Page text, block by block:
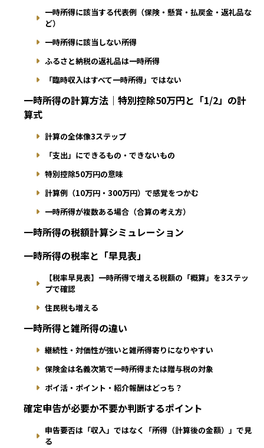
一時所得に該当する代表例（保険・懸賞・払戻金・返礼品な
ど）
一時所得に該当しない所得
ふるさと納税の返礼品は一時所得
「臨時収入はすべて一時所得」ではない
一時所得の計算方法｜特別控除50万円と「1/2」の計
算式
計算の全体像3ステップ
「支出」にできるもの・できないもの
特別控除50万円の意味
計算例（10万円・300万円）で感覚をつかむ
一時所得が複数ある場合（合算の考え方）
一時所得の税額計算シミュレーション
一時所得の税率と「早見表」
【税率早見表】一時所得で増える税額の「概算」を3ステッ
プで確認
住民税も増える
一時所得と雑所得の違い
継続性・対価性が強いと雑所得寄りになりやすい
保険金は名義次第で一時所得または贈与税の対象
ポイ活・ポイント・紹介報酬はどっち？
確定申告が必要か不要か判断するポイント
申告要否は「収入」ではなく「所得（計算後の金額）」で見
る